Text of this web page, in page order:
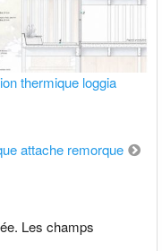
thermique loggia
attache remorque
Les champs